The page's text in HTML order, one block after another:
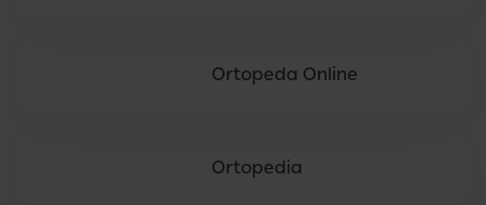
Ortopeda Online
Ortopedia